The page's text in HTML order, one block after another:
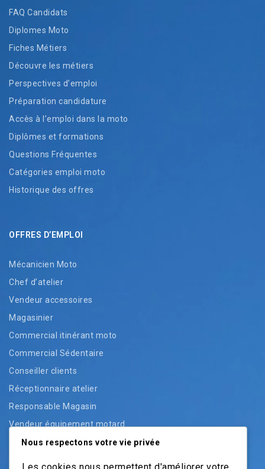
FAQ Candidats
Diplomes Moto
Fiches Métiers
Découvre les métiers
Perspectives d’emploi
Préparation candidature
Accès à l’emploi dans la moto
Diplômes et formations
Questions Fréquentes
Catégories emploi moto
Historique des offres
OFFRES D’EMPLOI
Mécanicien Moto
Chef d’atelier
Vendeur accessoires
Magasinier
Commercial itinérant moto
Commercial Sédentaire
Conseiller clients
Réceptionnaire atelier
Responsable Magasin
Vendeur équipement motard
Vendeur pièces
Nous respectons votre vie privée